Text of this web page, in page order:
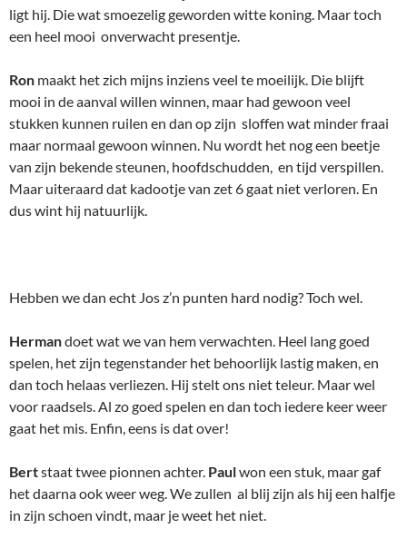
ligt hij. Die wat smoezelig geworden witte koning. Maar toch
een heel mooi onverwacht presentje.
Ron maakt het zich mijns inziens veel te moeilijk. Die blijft
mooi in de aanval willen winnen, maar had gewoon veel
stukken kunnen ruilen en dan op zijn sloffen wat minder fraai
maar normaal gewoon winnen. Nu wordt het nog een beetje
van zijn bekende steunen, hoofdschudden, en tijd verspillen.
Maar uiteraard dat kadootje van zet 6 gaat niet verloren. En
dus wint hij natuurlijk.
Hebben we dan echt Jos z’n punten hard nodig? Toch wel.
Hermandoet wat we van hem verwachten. Heel lang goed
spelen, het zijn tegenstander het behoorlijk lastig maken, en
dan toch helaas verliezen. Hij stelt ons niet teleur. Maar wel
voor raadsels. Al zo goed spelen en dan toch iedere keer weer
gaat het mis. Enfin, eens is dat over!
Bertstaat twee pionnen achter. Paulwon een stuk, maar gaf
het daarna ook weer weg. We zullen al blij zijn als hij een halfje
in zijn schoen vindt, maar je weet het niet.